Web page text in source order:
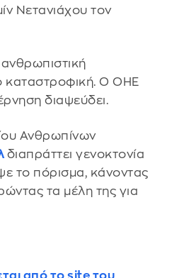
Νετανιάχου τον
καταστροφική. Ο ΟΗΕ
διαψεύδει.
Ανθρωπίνων
διαπράττει γενοκτονία
το πόρισμα, κάνοντας
τα μέλη της για